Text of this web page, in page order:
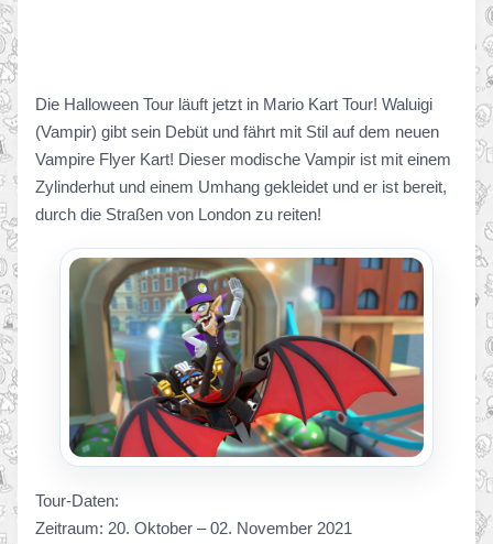
Die Halloween Tour läuft jetzt in Mario Kart Tour! Waluigi
(Vampir) gibt sein Debüt und fährt mit Stil auf dem neuen
Vampire Flyer Kart! Dieser modische Vampir ist mit einem
Zylinderhut und einem Umhang gekleidet und er ist bereit,
durch die Straßen von London zu reiten!
Tour-Daten:
Zeitraum: 20. Oktober – 02. November 2021